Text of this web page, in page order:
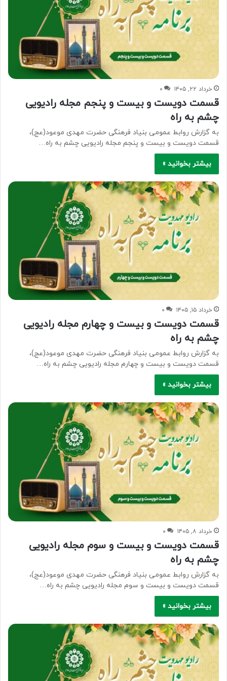
خرداد ۲۲, ۱۴۰۵ ۰
قسمت دویست و بیست و پنجم مجله رادیویی
چشم به راه
به گزارش روابط عمومی بنیاد فرهنگی حضرت مهدی موعود(عج)،
قسمت دویست و بیست و پنجم مجله رادیویی چشم به راه…
بیشتر بخوانید »
خرداد ۱۵, ۱۴۰۵ ۰
قسمت دویست و بیست و چهارم مجله رادیویی
چشم به راه
به گزارش روابط عمومی بنیاد فرهنگی حضرت مهدی موعود(عج)،
قسمت دویست و بیست و چهارم مجله رادیویی چشم به راه…
بیشتر بخوانید »
خرداد ۸, ۱۴۰۵ ۰
قسمت دویست و بیست و سوم مجله رادیویی
چشم به راه
به گزارش روابط عمومی بنیاد فرهنگی حضرت مهدی موعود(عج)،
قسمت دویست و بیست و سوم مجله رادیویی چشم به راه…
بیشتر بخوانید »